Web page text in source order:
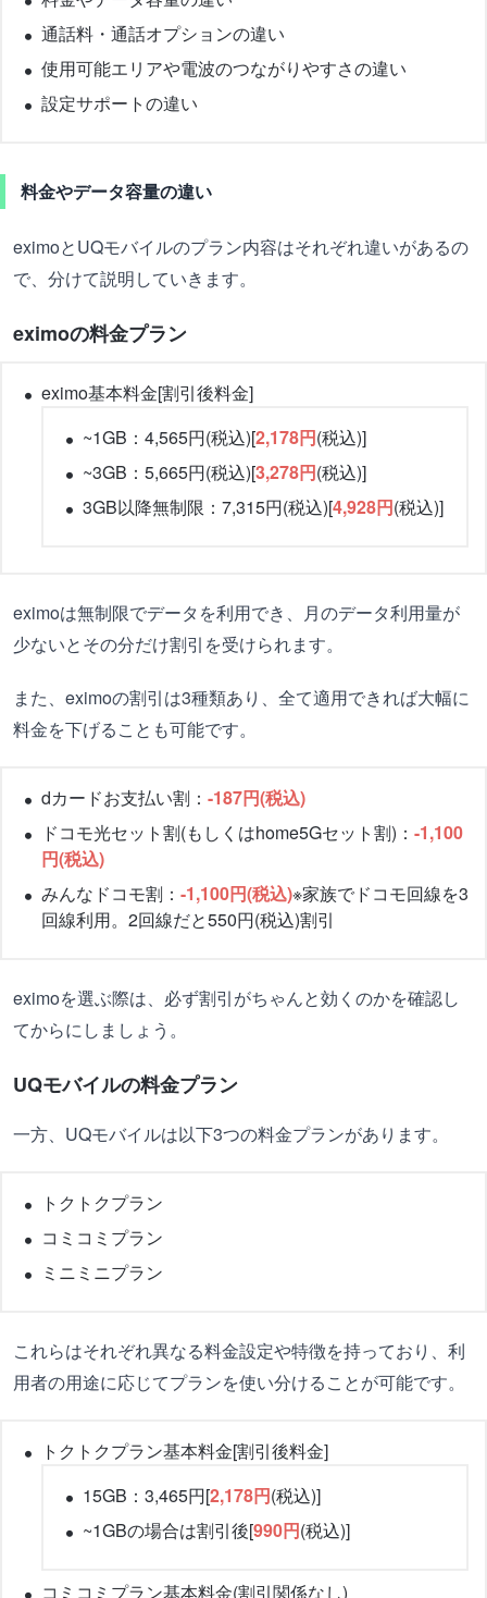
通話料・通話オプションの違い
使用可能エリアや電波のつながりやすさの違い
設定サポートの違い
料金やデータ容量の違い
eximoとUQモバイルのプラン内容はそれぞれ違いがあるの
で、分けて説明していきます。
eximoの料金プラン
eximo基本料金[割引後料金]
~1GB：4,565円(税込)[2,178円(税込)]
~3GB：5,665円(税込)[3,278円(税込)]
3GB以降無制限：7,315円(税込)[4,928円(税込)]
eximoは無制限でデータを利用でき、月のデータ利用量が
少ないとその分だけ割引を受けられます。
また、eximoの割引は3種類あり、全て適用できれば大幅に
料金を下げることも可能です。
dカードお支払い割： -187円(税込)
ドコモ光セット割(もしくはhome5Gセット割)： -1,100
円(税込)
みんなドコモ割： -1,100円(税込)※家族でドコモ回線を3
回線利用。2回線だと550円(税込)割引
eximoを選ぶ際は、必ず割引がちゃんと効くのかを確認し
てからにしましょう。
UQモバイルの料金プラン
一方、UQモバイルは以下3つの料金プランがあります。
トクトクプラン
コミコミプラン
ミニミニプラン
これらはそれぞれ異なる料金設定や特徴を持っており、利
用者の用途に応じてプランを使い分けることが可能です。
トクトクプラン基本料金[割引後料金]
15GB：3,465円[2,178円(税込)]
~1GBの場合は割引後[990円(税込)]
コミコミプラン基本料金(割引関係なし)